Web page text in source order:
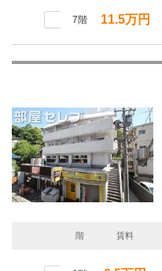
7階 11.5万円
階 賃料